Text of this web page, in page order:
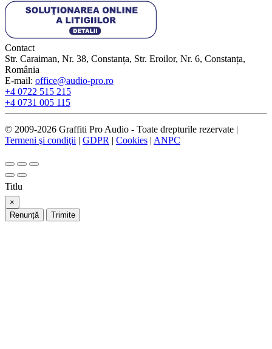
Contact
Str. Caraiman, Nr. 38, Constanța, Str. Eroilor, Nr. 6, Constanța,
România
E-mail: office@audio-pro.ro
+4 0722 515 215
+4 0731 005 115
© 2009-2026 Graffiti Pro Audio - Toate drepturile rezervate |
Termeni şi condiţii
GDPR Cookies ANPC
Titlu
×
Renunță